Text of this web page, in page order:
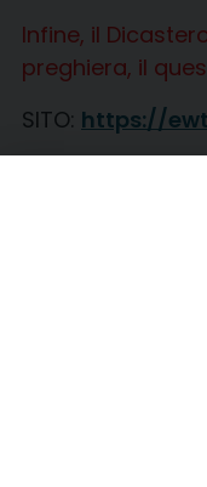
Infine, il
preghiera, il
SITO: https://